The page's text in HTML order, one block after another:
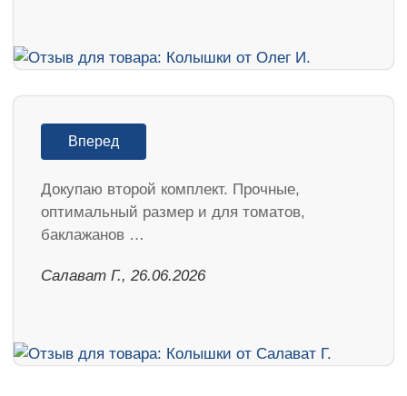
Вперед
Докупаю второй комплект. Прочные,
оптимальный размер и для томатов,
баклажанов …
Салават Г., 26.06.2026